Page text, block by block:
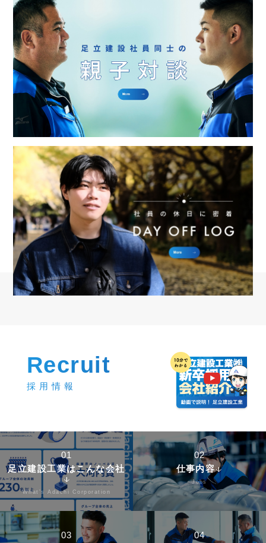
Recruit
採用情報
01
足立建設工業はこんな会社
arrow_downward
What’s Adachi Corporation
02
仕事内容arrow_downward
Jobs
03
04